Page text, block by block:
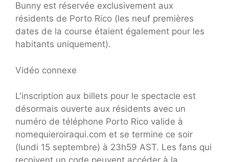
Bunny est réservée exclusivement aux
résidents de Porto Rico (les neuf premières
dates de la course étaient également pour les
habitants uniquement).
Vidéo connexe
L'inscription aux billets pour le spectacle est
désormais ouverte aux résidents avec un
numéro de téléphone Porto Rico valide à
nomequieroiraqui.com et se termine ce soir
(lundi 15 septembre) à 23h59 AST. Les fans qui